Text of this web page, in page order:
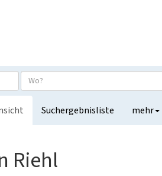
Suchergebnisliste mehr
Riehl